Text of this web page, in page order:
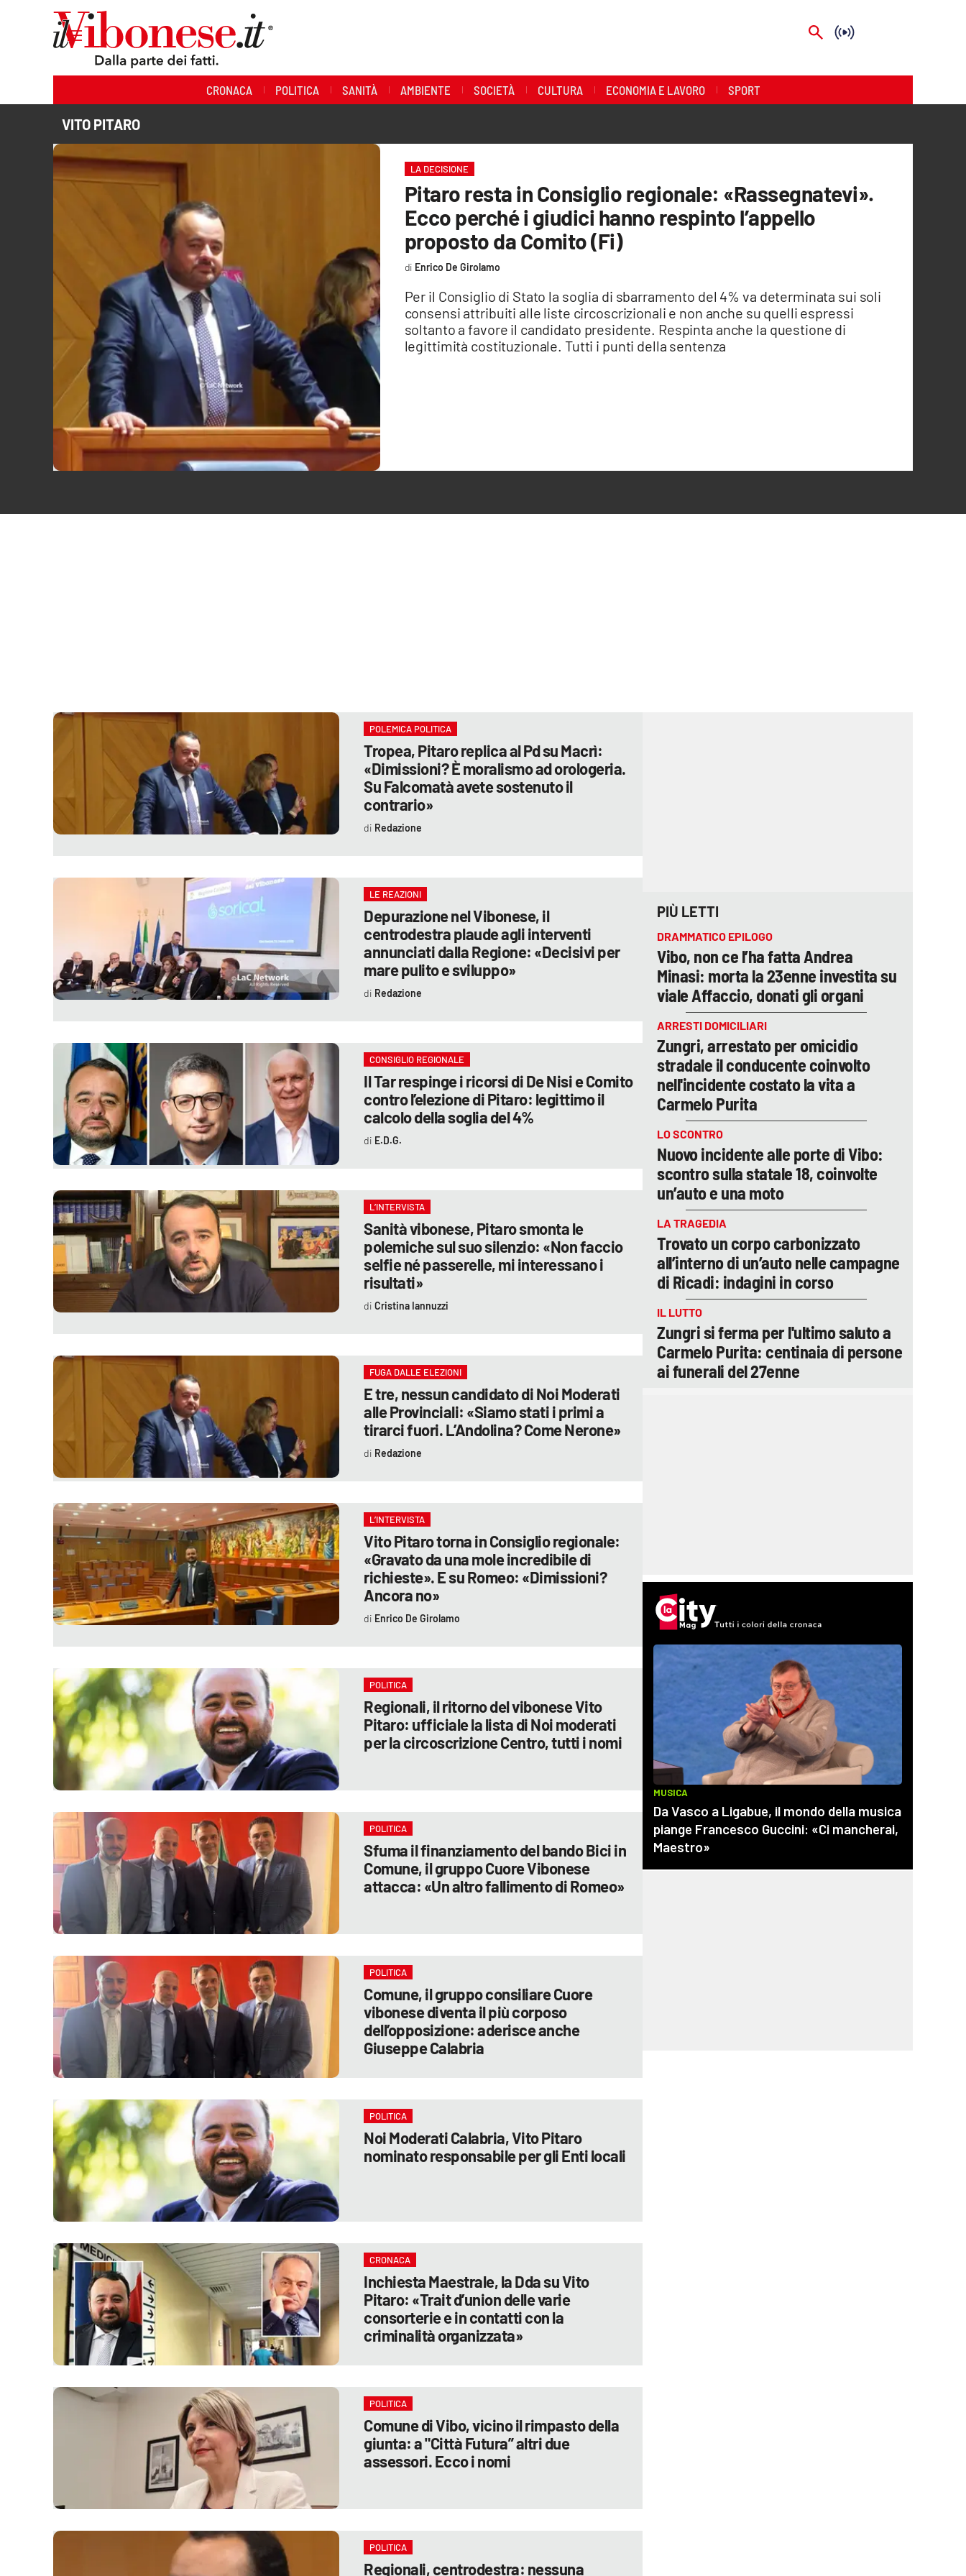
Economia e Lavoro
ilvibonese.it
catanzarochannel.it
CRONACA POLITICA SANITÀ AMBIENTE SOCIETÀ CULTURA ECONOMIA E LAVORO SPORT
VITO PITARO
LA DECISIONE
Pitaro resta in Consiglio regionale: «Rassegnatevi».
Ecco perché i giudici hanno respinto l’appello
proposto da Comito (Fi)
Per il Consiglio di Stato la soglia di sbarramento del 4% va determinata sui soli
consensi attribuiti alle liste circoscrizionali e non anche su quelli espressi
soltanto a favore il candidato presidente. Respinta anche la questione di
legittimità costituzionale. Tutti i punti della sentenza
Enrico De Girolamo
POLEMICA POLITICA
Tropea, Pitaro replica al Pd su Macrì:
«Dimissioni? È moralismo ad orologeria.
Su Falcomatà avete sostenuto il
contrario»
Redazione
LE REAZIONI
Depurazione nel Vibonese, il
centrodestra plaude agli interventi
annunciati dalla Regione: «Decisivi per
mare pulito e sviluppo»
Redazione
CONSIGLIO REGIONALE
Il Tar respinge i ricorsi di De Nisi e Comito
contro l’elezione di Pitaro: legittimo il
calcolo della soglia del 4%
E.D.G.
L’INTERVISTA
Sanità vibonese, Pitaro smonta le
polemiche sul suo silenzio: «Non faccio
selfie né passerelle, mi interessano i
risultati»
Cristina Iannuzzi
FUGA DALLE ELEZIONI
E tre, nessun candidato di Noi Moderati
alle Provinciali: «Siamo stati i primi a
tirarci fuori. L’Andolina? Come Nerone»
Redazione
L’INTERVISTA
Vito Pitaro torna in Consiglio regionale:
«Gravato da una mole incredibile di
richieste». E su Romeo: «Dimissioni?
Ancora no»
Enrico De Girolamo
POLITICA
Regionali, il ritorno del vibonese Vito
Pitaro: ufficiale la lista di Noi moderati
per la circoscrizione Centro, tutti i nomi
POLITICA
Sfuma il finanziamento del bando Bici in
Comune, il gruppo Cuore Vibonese
attacca: «Un altro fallimento di Romeo»
POLITICA
Comune, il gruppo consiliare Cuore
vibonese diventa il più corposo
dell’opposizione: aderisce anche
Giuseppe Calabria
POLITICA
Noi Moderati Calabria, Vito Pitaro
nominato responsabile per gli Enti locali
CRONACA
Inchiesta Maestrale, la Dda su Vito
Pitaro: «Trait d’union delle varie
consorterie e in contatti con la
criminalità organizzata»
POLITICA
Comune di Vibo, vicino il rimpasto della
giunta: a "Città Futura” altri due
assessori. Ecco i nomi
POLITICA
Regionali, centrodestra: nessuna
PIÙ LETTI
DRAMMATICO EPILOGO
Vibo, non ce l’ha fatta Andrea
Minasi: morta la 23enne investita su
viale Affaccio, donati gli organi
ARRESTI DOMICILIARI
Zungri, arrestato per omicidio
stradale il conducente coinvolto
nell'incidente costato la vita a
Carmelo Purita
LO SCONTRO
Nuovo incidente alle porte di Vibo:
scontro sulla statale 18, coinvolte
un’auto e una moto
LA TRAGEDIA
Trovato un corpo carbonizzato
all’interno di un’auto nelle campagne
di Ricadi: indagini in corso
IL LUTTO
Zungri si ferma per l'ultimo saluto a
Carmelo Purita: centinaia di persone
ai funerali del 27enne